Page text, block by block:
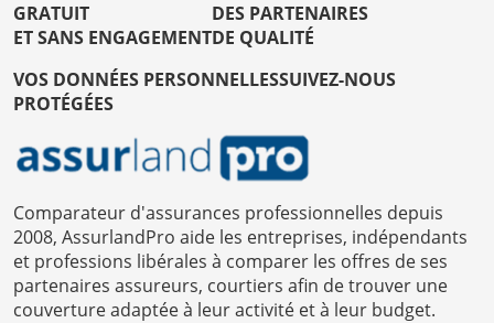
GRATUIT
ET SANS ENGAGEMENT
DES PARTENAIRES
DE QUALITÉ
VOS DONNÉES PERSONNELLES
PROTÉGÉES
SUIVEZ-NOUS
Comparateur d'assurances professionnelles depuis
2008, AssurlandPro aide les entreprises, indépendants
et professions libérales à comparer les offres de ses
partenaires assureurs, courtiers afin de trouver une
couverture adaptée à leur activité et à leur budget.